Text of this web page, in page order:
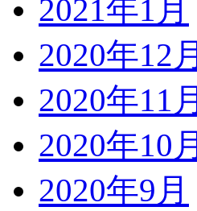
2021年1月
2020年12月
2020年11月
2020年10月
2020年9月